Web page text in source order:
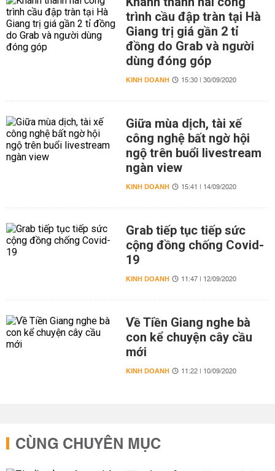
trình cầu đập tràn tại Hà
Giang trị giá gần 2 tỉ
đồng do Grab và người
dùng đóng góp
KINH DOANH 15:30 | 30/09/2020
Giữa mùa dịch, tài xế
công nghệ bất ngờ hội
ngộ trên buổi livestream
ngàn view
KINH DOANH 15:41 | 14/09/2020
Grab tiếp tục tiếp sức
cộng đồng chống Covid-
19
KINH DOANH 11:47 | 12/09/2020
Về Tiền Giang nghe bà
con kể chuyện cây cầu
mới
KINH DOANH 11:22 | 10/09/2020
CÙNG CHUYÊN MỤC